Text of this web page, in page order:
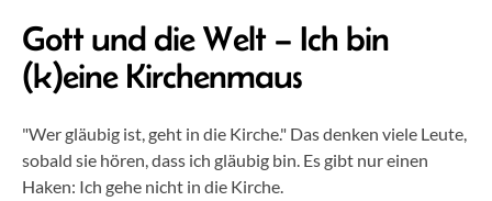
Gott und die Welt – Ich bin
(k)eine Kirchenmaus
"Wer gläubig ist, geht in die Kirche." Das denken viele Leute,
sobald sie hören, dass ich gläubig bin. Es gibt nur einen
Haken: Ich gehe nicht in die Kirche.